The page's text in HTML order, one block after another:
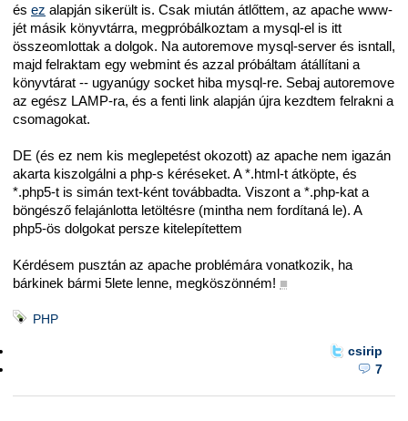
és ez alapján sikerült is. Csak miután átlőttem, az apache www-
jét másik könyvtárra, megpróbálkoztam a mysql-el is itt
összeomlottak a dolgok. Na autoremove mysql-server és isntall,
majd felraktam egy webmint és azzal próbáltam átállítani a
könyvtárat -- ugyanúgy socket hiba mysql-re. Sebaj autoremove
az egész LAMP-ra, és a fenti link alapján újra kezdtem felrakni a
csomagokat.
DE (és ez nem kis meglepetést okozott) az apache nem igazán
akarta kiszolgálni a php-s kéréseket. A *.html-t átköpte, és
*.php5-t is simán text-ként továbbadta. Viszont a *.php-kat a
böngésző felajánlotta letöltésre (mintha nem fordítaná le). A
php5-ös dolgokat persze kitelepítettem
Kérdésem pusztán az apache problémára vonatkozik, ha
bárkinek bármi 5lete lenne, megköszönném! ■
PHP
csirip
7